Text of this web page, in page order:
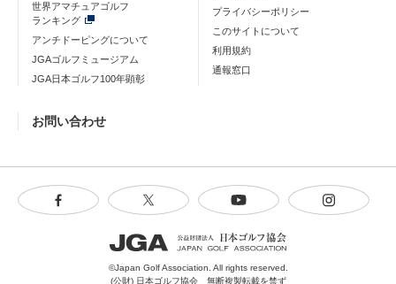
世界アマチュアゴルフ
ランキング
アンチドーピングについて
JGAゴルフミュージアム
JGA日本ゴルフ100年顕彰
プライバシーポリシー
このサイトについて
利用規約
通報窓口
お問い合わせ
©Japan Golf Association. All rights reserved.
(公財) 日本ゴルフ協会 無断複製転載を禁ず